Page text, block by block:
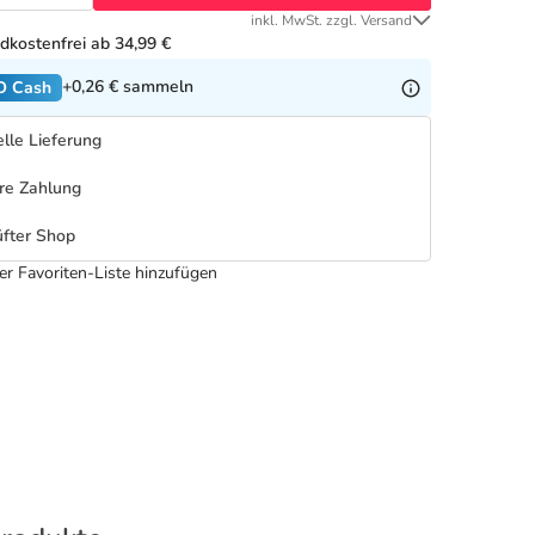
inkl. MwSt. zzgl. Versand
ab 34,99 €
Cash +0,26 € sammeln
Lieferung
Zahlung
Shop
Favoriten-Liste hinzufügen